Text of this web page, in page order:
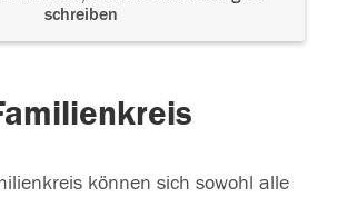
schreiben
können sich sowohl alle